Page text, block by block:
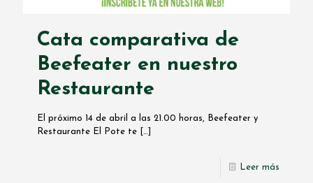
Cata comparativa de
Beefeater en nuestro
Restaurante
El próximo 14 de abril a las 21.00 horas, Beefeater y
Restaurante El Pote te […]
Leer más